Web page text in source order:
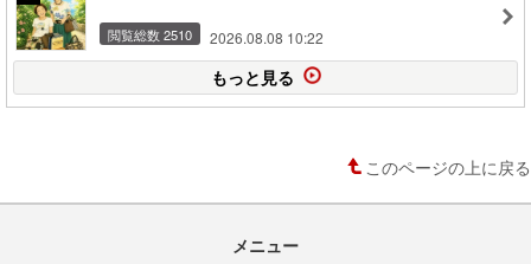
閲覧総数 2510 2026.08.08 10:22
もっと見る
このページの上に戻る
メニュー